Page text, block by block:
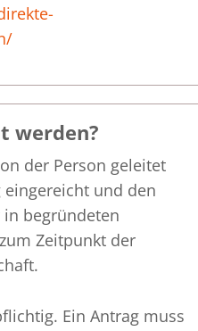
werden?
der Person geleitet
und den
begründeten
Zeitpunkt der
Ein Antrag muss